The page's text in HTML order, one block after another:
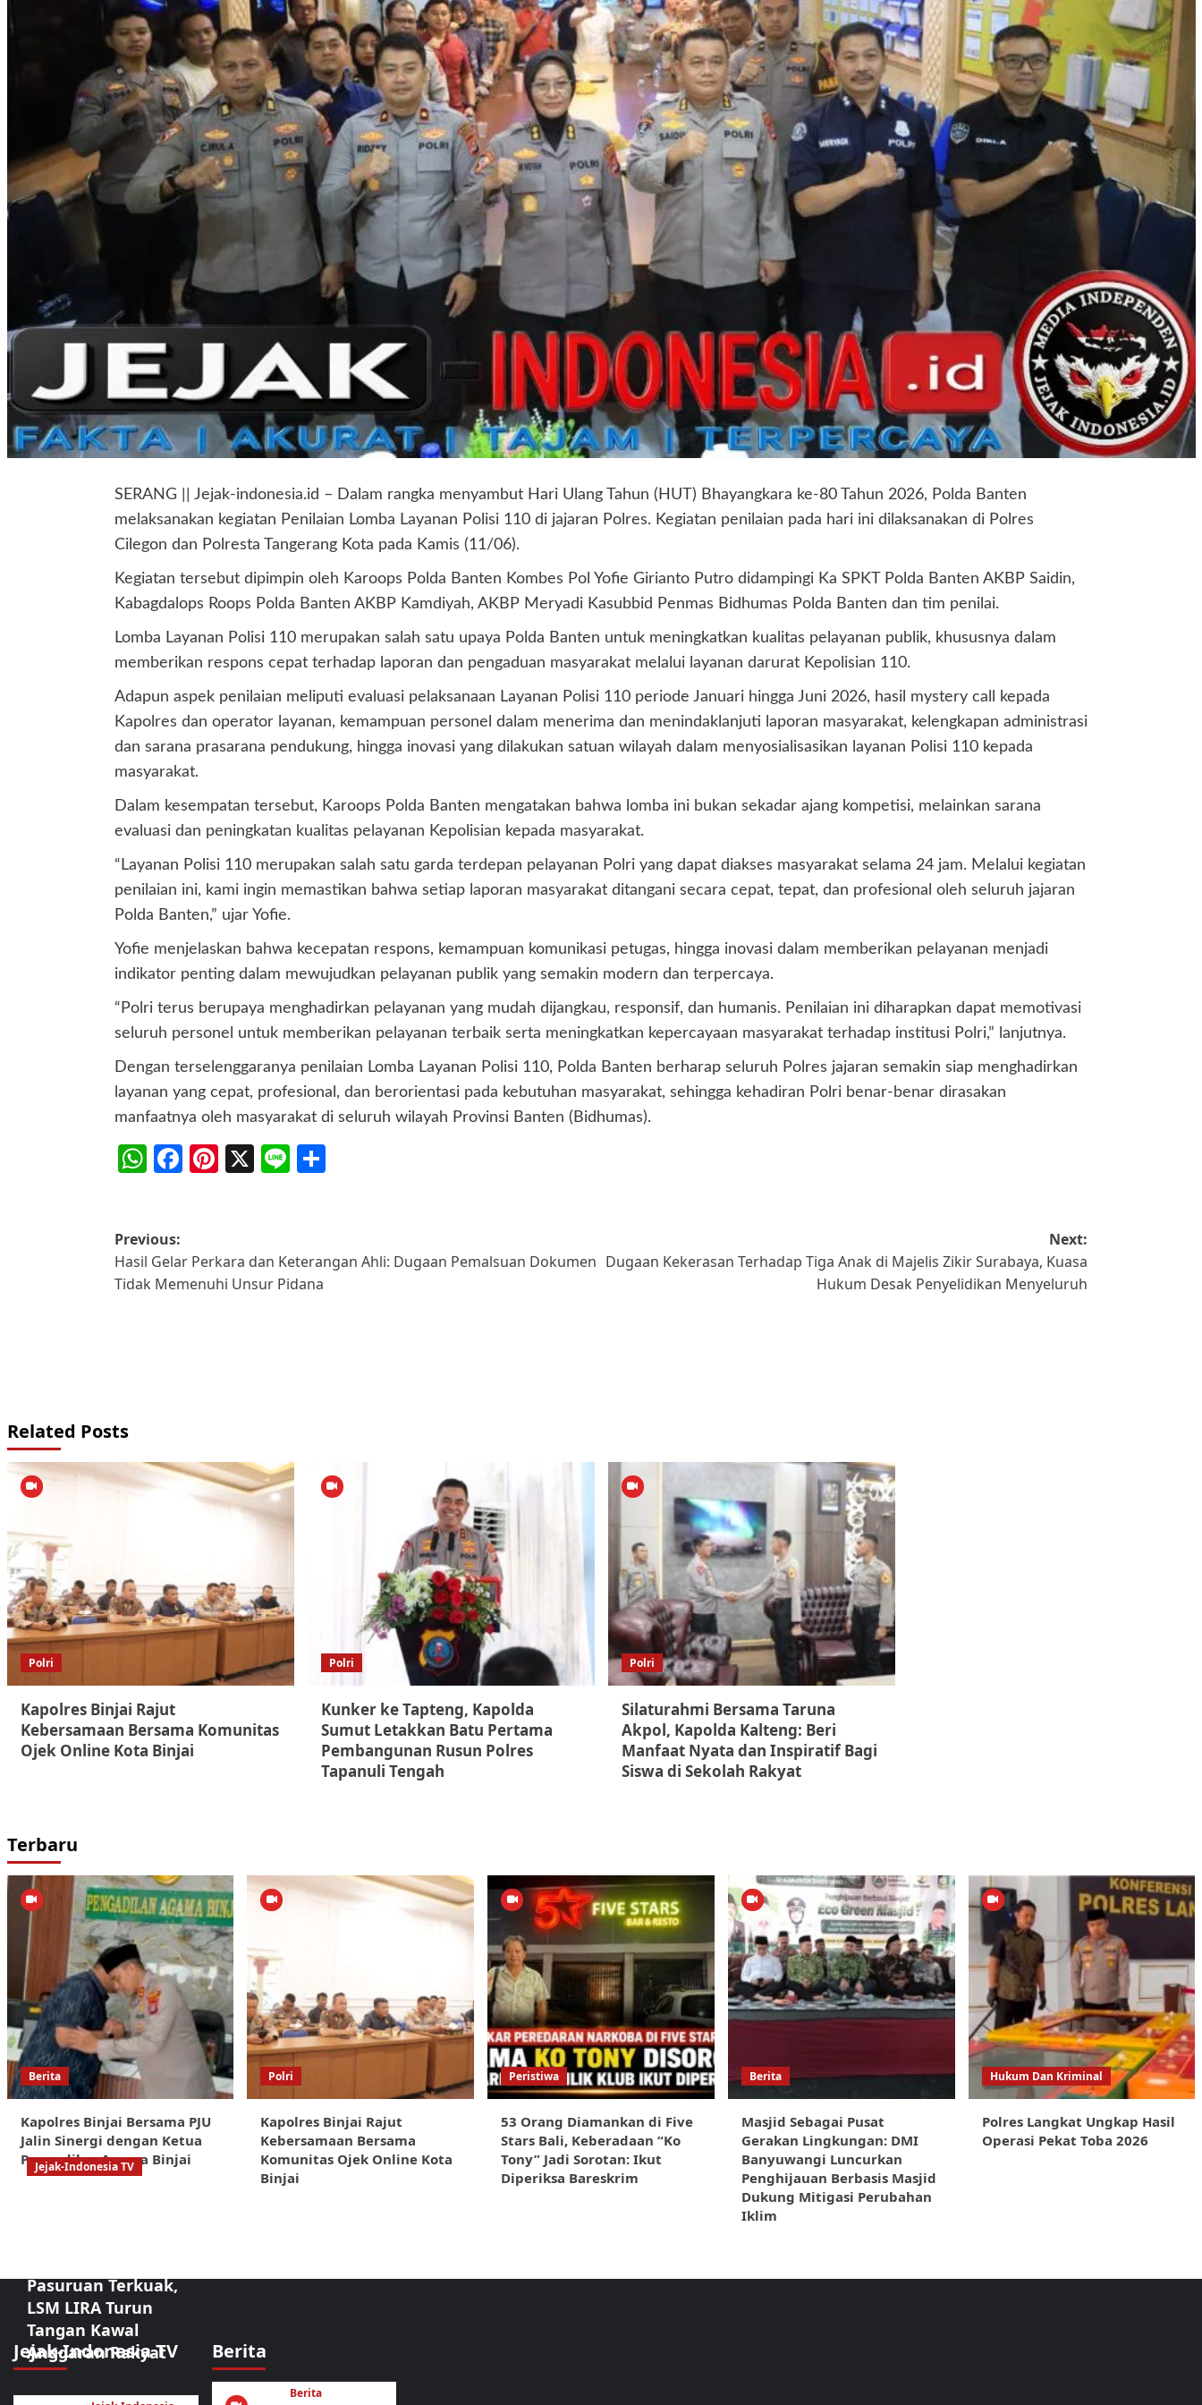
SERANG || Jejak-indonesia.id – Dalam rangka menyambut Hari Ulang Tahun (HUT) Bhayangkara ke-80 Tahun 2026, Polda Banten
melaksanakan kegiatan Penilaian Lomba Layanan Polisi 110 di jajaran Polres. Kegiatan penilaian pada hari ini dilaksanakan di Polres
Cilegon dan Polresta Tangerang Kota pada Kamis (11/06).
Kegiatan tersebut dipimpin oleh Karoops Polda Banten Kombes Pol Yofie Girianto Putro didampingi Ka SPKT Polda Banten AKBP Saidin,
Kabagdalops Roops Polda Banten AKBP Kamdiyah, AKBP Meryadi Kasubbid Penmas Bidhumas Polda Banten dan tim penilai.
Lomba Layanan Polisi 110 merupakan salah satu upaya Polda Banten untuk meningkatkan kualitas pelayanan publik, khususnya dalam
memberikan respons cepat terhadap laporan dan pengaduan masyarakat melalui layanan darurat Kepolisian 110.
Adapun aspek penilaian meliputi evaluasi pelaksanaan Layanan Polisi 110 periode Januari hingga Juni 2026, hasil mystery call kepada
Kapolres dan operator layanan, kemampuan personel dalam menerima dan menindaklanjuti laporan masyarakat, kelengkapan administrasi
dan sarana prasarana pendukung, hingga inovasi yang dilakukan satuan wilayah dalam menyosialisasikan layanan Polisi 110 kepada
masyarakat.
Dalam kesempatan tersebut, Karoops Polda Banten mengatakan bahwa lomba ini bukan sekadar ajang kompetisi, melainkan sarana
evaluasi dan peningkatan kualitas pelayanan Kepolisian kepada masyarakat.
“Layanan Polisi 110 merupakan salah satu garda terdepan pelayanan Polri yang dapat diakses masyarakat selama 24 jam. Melalui kegiatan
penilaian ini, kami ingin memastikan bahwa setiap laporan masyarakat ditangani secara cepat, tepat, dan profesional oleh seluruh jajaran
Polda Banten,” ujar Yofie.
Yofie menjelaskan bahwa kecepatan respons, kemampuan komunikasi petugas, hingga inovasi dalam memberikan pelayanan menjadi
indikator penting dalam mewujudkan pelayanan publik yang semakin modern dan terpercaya.
“Polri terus berupaya menghadirkan pelayanan yang mudah dijangkau, responsif, dan humanis. Penilaian ini diharapkan dapat memotivasi
seluruh personel untuk memberikan pelayanan terbaik serta meningkatkan kepercayaan masyarakat terhadap institusi Polri,” lanjutnya.
Dengan terselenggaranya penilaian Lomba Layanan Polisi 110, Polda Banten berharap seluruh Polres jajaran semakin siap menghadirkan
layanan yang cepat, profesional, dan berorientasi pada kebutuhan masyarakat, sehingga kehadiran Polri benar-benar dirasakan
manfaatnya oleh masyarakat di seluruh wilayah Provinsi Banten (Bidhumas).
WhatsApp
Facebook
Pinterest
X Line
Post
navigation
Previous:
Hasil Gelar Perkara dan Keterangan Ahli: Dugaan Pemalsuan Dokumen
Tidak Memenuhi Unsur Pidana
Next:
Dugaan Kekerasan Terhadap Tiga Anak di Majelis Zikir Surabaya, Kuasa
Hukum Desak Penyelidikan Menyeluruh
Related Posts
Polri
Kapolres Binjai Rajut
Kebersamaan Bersama Komunitas
Ojek Online Kota Binjai
Polri
Kunker ke Tapteng, Kapolda
Sumut Letakkan Batu Pertama
Pembangunan Rusun Polres
Tapanuli Tengah
Polri
Silaturahmi Bersama Taruna
Akpol, Kapolda Kalteng: Beri
Manfaat Nyata dan Inspiratif Bagi
Siswa di Sekolah Rakyat
Terbaru
Berita
Kapolres Binjai Bersama PJU
Jalin Sinergi dengan Ketua
Pengadilan Agama Binjai
Polri
Kapolres Binjai Rajut
Kebersamaan Bersama
Komunitas Ojek Online Kota
Binjai
Peristiwa
53 Orang Diamankan di Five
Stars Bali, Keberadaan “Ko
Tony” Jadi Sorotan: Ikut
Diperiksa Bareskrim
Berita
Masjid Sebagai Pusat
Gerakan Lingkungan: DMI
Banyuwangi Luncurkan
Penghijauan Berbasis Masjid
Dukung Mitigasi Perubahan
Iklim
Hukum Dan Kriminal
Polres Langkat Ungkap Hasil
Operasi Pekat Toba 2026
Jejak-Indonesia TV
Jejak-Indonesia TV
Pasuruan Terkuak,
LSM LIRA Turun
Tangan Kawal
Anggaran Rakyat
Berita
Berita